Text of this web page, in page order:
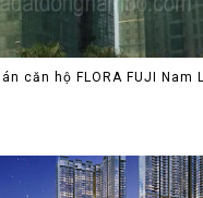
căn hộ FLORA FUJI Nam